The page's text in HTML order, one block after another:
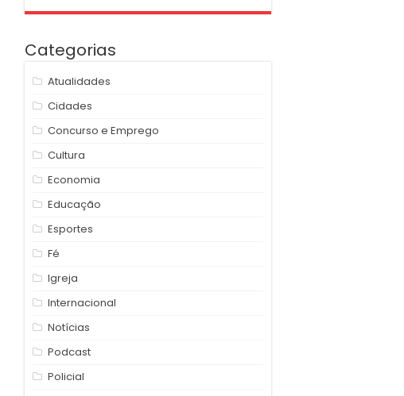
Categorias
Atualidades
Cidades
Concurso e Emprego
Cultura
Economia
Educação
Esportes
Fé
Igreja
Internacional
Notícias
Podcast
Policial